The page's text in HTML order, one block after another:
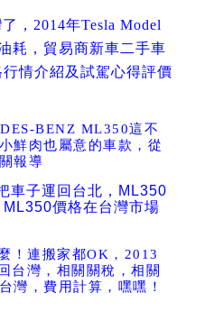
，2014年Tesla Model
耗，貿易商新車二手車
情介紹及試駕心得評價
BENZ ML350這不
鮮肉也屬意的車款，從
報導
車子運回台北，ML350
價格在台灣市場
！連搬家都OK，2013
台灣，相關關稅，相關
灣，費用計算，嘿嘿！